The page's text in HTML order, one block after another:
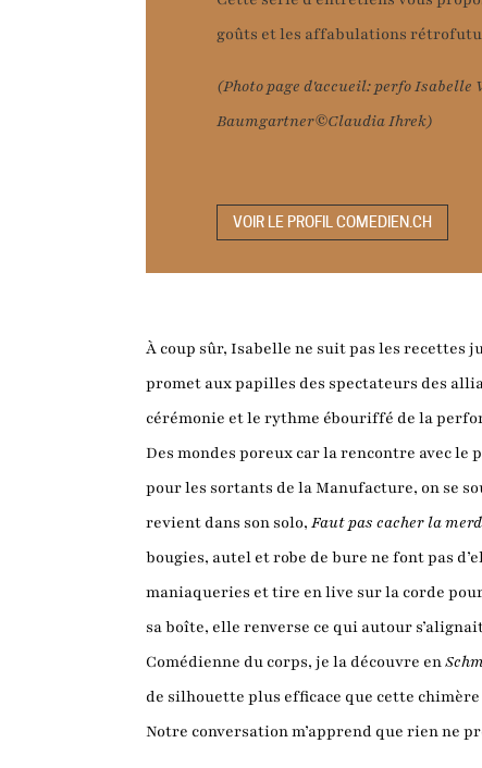
goûts et les affabulations
(Photo page d'accueil: perfo Isabelle
Baumgartner©Claudia Ihrek)
VOIR LE PROFIL COMEDIEN.CH
À coup sûr, Isabelle ne suit pas les recettes
promet aux papilles des spectateurs des
cérémonie et le rythme ébouriffé de la
Des mondes poreux car la rencontre avec le
pour les sortants de la Manufacture, on se
revient dans son solo,Faut pas cacher la
bougies, autel et robe de bure ne font pas
maniaqueries et tire en live sur la corde
sa boîte, elle renverse ce qui autour
Comédienne du corps, je la découvre en
de silhouette plus efficace que cette
Notre conversation m’apprend que rien ne